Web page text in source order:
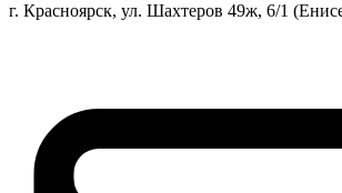
г. Красноярск, ул. Шахтеров 49ж, 6/1